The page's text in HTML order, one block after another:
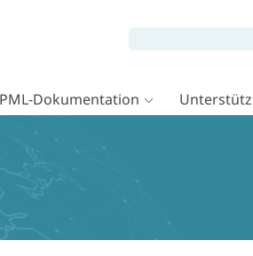
Dokumentation